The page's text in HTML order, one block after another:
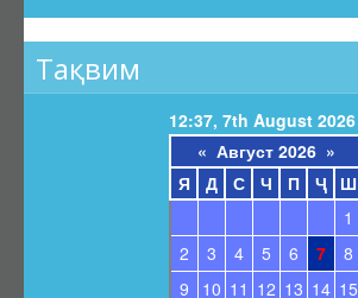
Тақвим
12:37, 7th August 2026
« Август 2026 »
Я
Д С Ч П Ҷ
Ш
1
2
3 4 5 6 7
8
9
10 11 12 13 14 15